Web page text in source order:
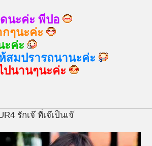
นะค่ะ พี่ปอ
ๆนะค่ะ
ะค่ะ
สมปรารถนานะค่ะ
ปนานๆนะค่ะ
รักเจ๊ ที่เจ๊เป็นเจ๊